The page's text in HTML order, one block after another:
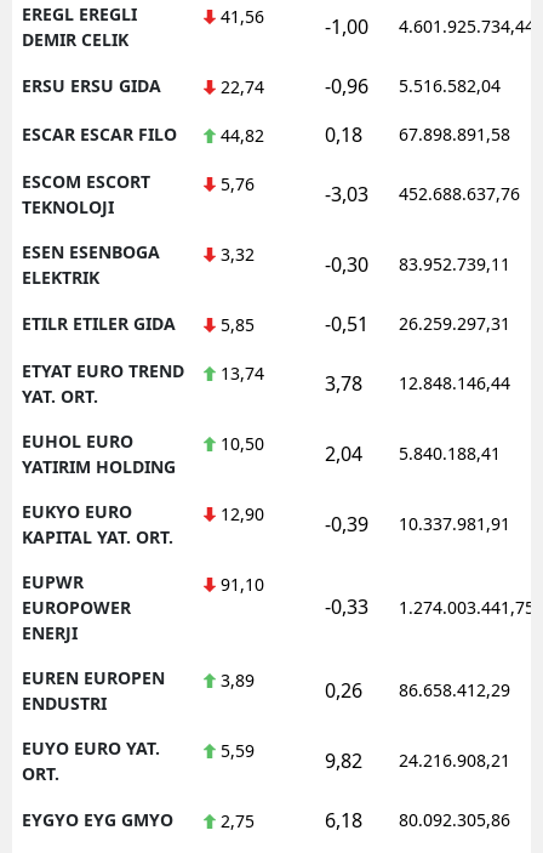
EREGL EREGLI
DEMIR CELIK
41,56 -1,00 4.601.925.734,44
ERSU ERSU GIDA 22,74 -0,96 5.516.582,04
ESCAR ESCAR FILO 44,82 0,18 67.898.891,58
ESCOM ESCORT
TEKNOLOJI
5,76 -3,03 452.688.637,76
ESEN ESENBOGA
ELEKTRIK
3,32 -0,30 83.952.739,11
ETILR ETILER GIDA 5,85 -0,51 26.259.297,31
ETYAT EURO TREND
YAT. ORT.
13,74 3,78 12.848.146,44
EUHOL EURO
YATIRIM HOLDING
10,50 2,04 5.840.188,41
EUKYO EURO
KAPITAL YAT. ORT.
12,90 -0,39 10.337.981,91
EUPWR
EUROPOWER
ENERJI
91,10
-0,33 1.274.003.441,75
EUREN EUROPEN
ENDUSTRI
3,89 0,26 86.658.412,29
EUYO EURO YAT.
ORT.
5,59 9,82 24.216.908,21
EYGYO EYG GMYO 2,75 6,18 80.092.305,86